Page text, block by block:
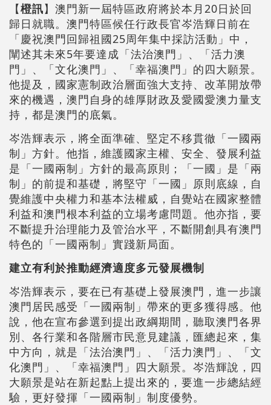
【橙訊】澳門新一屆特區政府將於本月20日於回
歸日就職。澳門特區候任行政長官岑浩輝日前在
「慶祝澳門回歸祖國25周年集中採訪活動」中，
闡述其未來5年要達成「法治澳門」、「活力澳
門」、「文化澳門」、「幸福澳門」的四大願景。
他提及，國家憲制政治層面強大支持、改革開放帶
來的機遇，澳門自身的雄厚財政及愛國愛澳力量支
持，都是澳門的底氣。
岑浩輝表示，將全面準確、堅定不移貫徹「一國兩
制」方針。他指，維護國家主權、安全、發展利益
是「一國兩制」方針的最高原則；「一國」是「兩
制」的前提和基礎，將堅守「一國」原則底線，自
覺維護中央權力和基本法權威，自覺站在國家整體
利益和澳門根本利益的立場考慮問題。他亦指，要
不斷提升治理能力及管治水平，不斷開創具有澳門
特色的「一國兩制」實踐新局面。
建立有利於推動經濟適度多元發展機制
岑浩輝表示，要在已有基礎上發展澳門，進一步讓
澳門居民感受「一國兩制」帶來的更多獲得感。他
說，他在宣布參選到提出政綱期間，聽取澳門各界
別、各行業和各階層市民意見建議，匯總起來，集
中方向，就是「法治澳門」、「活力澳門」、「文
化澳門」、「幸福澳門」四大願景。岑浩輝說，四
大願景是站在新起點上提出來的，要進一步總結經
驗，更好發揮「一國兩制」制度優勢。